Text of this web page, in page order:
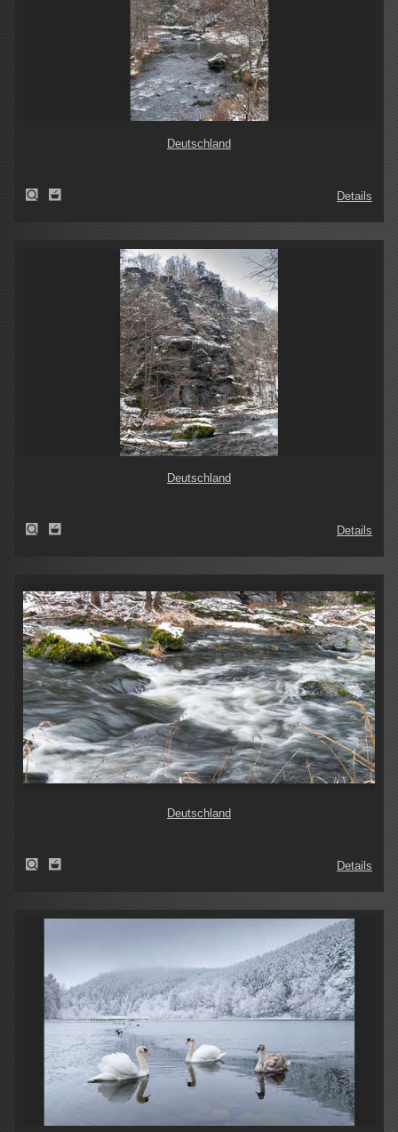
Deutschland
Details
Deutschland
Details
Deutschland
Details